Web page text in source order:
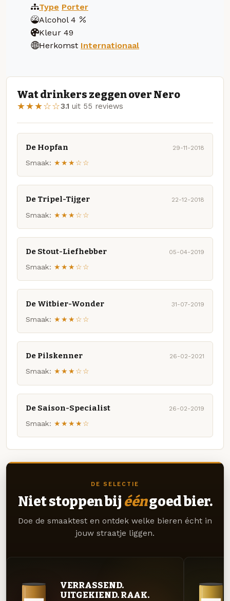
Type Porter
Alcohol 4
Kleur 49
Herkomst Internationaal
Wat drinkers zeggen over Nero
★★★☆☆3.1 uit 55 reviews
De Hopfan 29-11-2018
Smaak: ★★★☆☆
De Tripel-Tijger 22-12-2018
Smaak: ★★★☆☆
De Stout-Liefhebber 05-04-2019
Smaak: ★★★☆☆
De Witbier-Wonder 31-07-2019
Smaak: ★★★☆☆
De Pilskenner 26-02-2021
Smaak: ★★★☆☆
De Saison-Specialist 26-02-2019
Smaak: ★★★★☆
DE SELECTIE
Niet stoppen bij ééngoed bier.
Doe de smaaktest en ontdek welke bieren écht in
jouw straatje liggen.
VERRASSEND.
UITGEKIEND. RAAK.